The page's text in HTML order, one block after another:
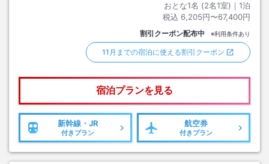
おとな1名 (2名1室)｜ 1泊
税込 6,205円〜67,400円
割引クーポン配布中 ※利用条件あり
11月までの宿泊に使える割引クーポン
宿泊プランを見る
新幹線・JR
付きプラン
航空券
付きプラン